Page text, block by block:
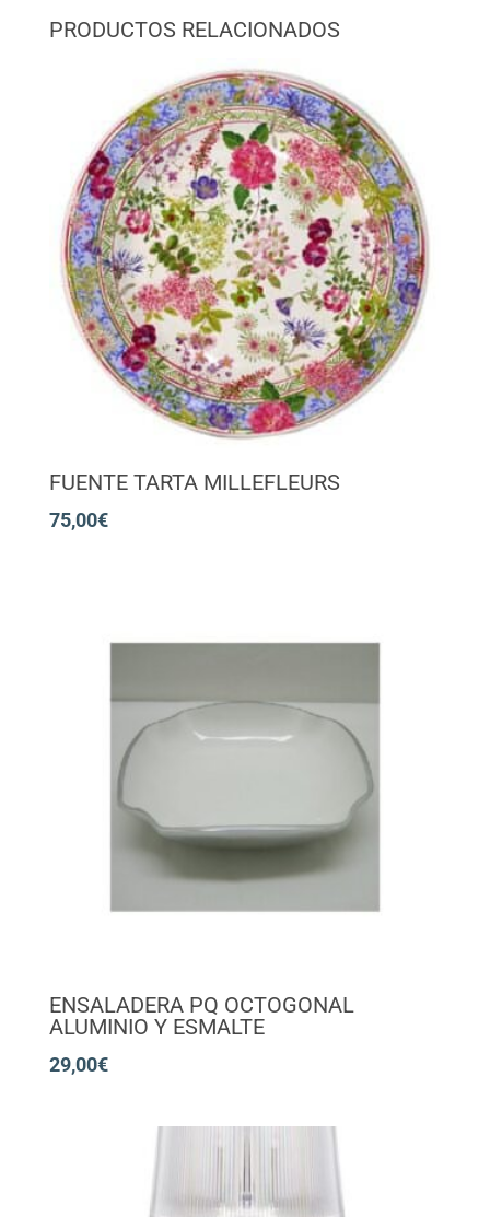
PRODUCTOS RELACIONADOS
FUENTE TARTA MILLEFLEURS
75,00€
ENSALADERA PQ OCTOGONAL
ALUMINIO Y ESMALTE
29,00€